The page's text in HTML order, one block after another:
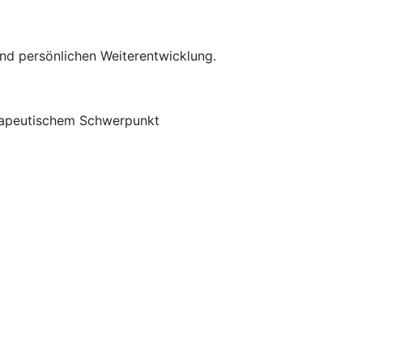
persönlichen Weiterentwicklung.
Schwerpunkt